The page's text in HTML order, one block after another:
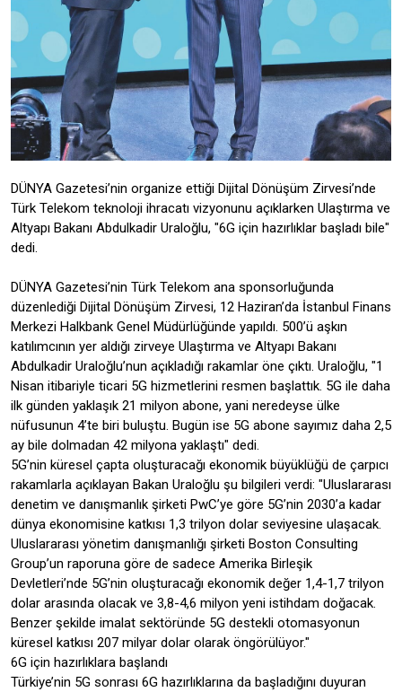
DÜNYA Gazetesi’nin organize ettiği Dijital Dönüşüm Zirvesi’nde
Türk Telekom teknoloji ihracatı vizyonunu açıklarken Ulaştırma ve
Altyapı Bakanı Abdulkadir Uraloğlu, "6G için hazırlıklar başladı bile"
dedi.
DÜNYA Gazetesi’nin Türk Telekom ana sponsorluğunda
düzenlediği Dijital Dönüşüm Zirvesi, 12 Haziran’da İstanbul Finans
Merkezi Halkbank Genel Müdürlüğünde yapıldı. 500’ü aşkın
katılımcının yer aldığı zirveye Ulaştırma ve Altyapı Bakanı
Abdulkadir Uraloğlu’nun açıkladığı rakamlar öne çıktı. Uraloğlu, "1
Nisan itibariyle ticari 5G hizmetlerini resmen başlattık. 5G ile daha
ilk günden yaklaşık 21 milyon abone, yani neredeyse ülke
nüfusunun 4’te biri buluştu. Bugün ise 5G abone sayımız daha 2,5
ay bile dolmadan 42 milyona yaklaştı" dedi.
5G’nin küresel çapta oluşturacağı ekonomik büyüklüğü de çarpıcı
rakamlarla açıklayan Bakan Uraloğlu şu bilgileri verdi: "Uluslararası
denetim ve danışmanlık şirketi PwC’ye göre 5G’nin 2030’a kadar
dünya ekonomisine katkısı 1,3 trilyon dolar seviyesine ulaşacak.
Uluslararası yönetim danışmanlığı şirketi Boston Consulting
Group’un raporuna göre de sadece Amerika Birleşik
Devletleri’nde 5G’nin oluşturacağı ekonomik değer 1,4-1,7 trilyon
dolar arasında olacak ve 3,8-4,6 milyon yeni istihdam doğacak.
Benzer şekilde imalat sektöründe 5G destekli otomasyonun
küresel katkısı 207 milyar dolar olarak öngörülüyor."
6G için hazırlıklara başlandı
Türkiye’nin 5G sonrası 6G hazırlıklarına da başladığını duyuran